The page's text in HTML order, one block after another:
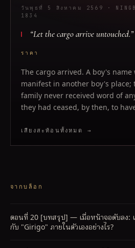
วันพุธที่ 5 สิงหาคม 2569 ·
1834
“Let the cargo arrive untouched.”
ราคา
The cargo arrived. A boy's
manifest in another boy's place;
family never received word of
they had ceased, by then, to
เสียงสะท้อนทั้งหมด →
จากบล็อก
ตอนที่ 20 [บทสรุป] — เมื่อหน้าจอดับลง:
กับ "Girigo" ภายในตัวเองอย่างไร?